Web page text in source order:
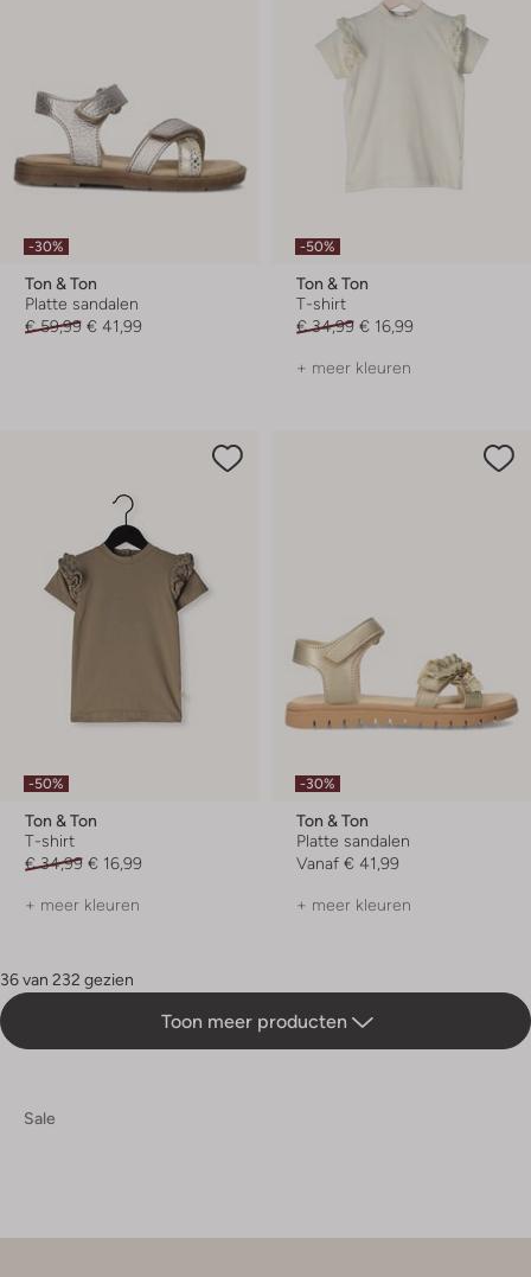
-30%
Ton & Ton
Platte sandalen
€ 59,99 € 41,99
-50%
Ton & Ton
T-shirt
€ 34,99 € 16,99
+ meer kleuren
-50%
Ton & Ton
T-shirt
€ 34,99 € 16,99
+ meer kleuren
-30%
Ton & Ton
Platte sandalen
Vanaf € 41,99
+ meer kleuren
36 van 232 gezien
Toon meer producten
Sale